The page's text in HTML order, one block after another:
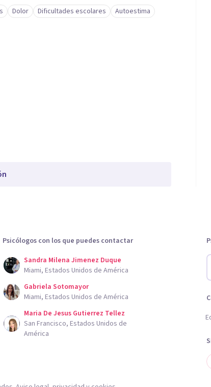
Dolor Dificultades escolares
Autoestima
Psicólogos con los que puedes contactar
Sandra Milena Jimenez Duque
Miami, Estados Unidos de América
Gabriela Sotomayor
Miami, Estados Unidos de América
Maria De Jesus Gutierrez Tellez
San Francisco, Estados Unidos de
América